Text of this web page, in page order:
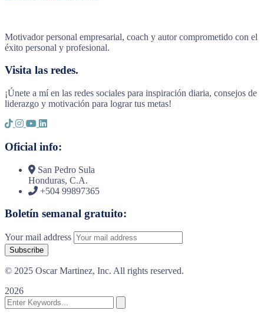
Motivador personal empresarial, coach y autor comprometido con el
éxito personal y profesional.
Visita las redes.
¡Únete a mí en las redes sociales para inspiración diaria, consejos de
liderazgo y motivación para lograr tus metas!
Oficial info:
San Pedro Sula
Honduras, C.A.
+504 99897365
Boletín semanal gratuito:
Your mail address
© 2025 Oscar Martinez, Inc. All rights reserved.
2026